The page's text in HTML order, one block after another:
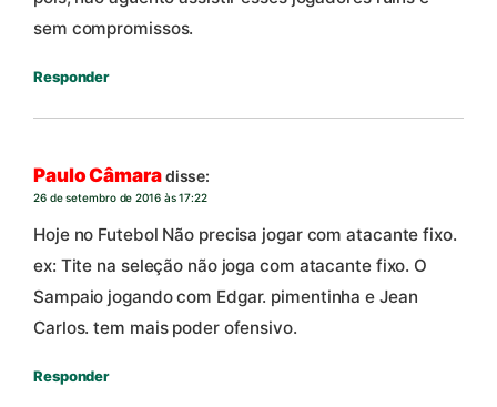
sem compromissos.
Responder
Paulo Câmaradisse:
26 de setembro de 2016 às 17:22
Hoje no Futebol Não precisa jogar com atacante fixo.
ex: Tite na seleção não joga com atacante fixo. O
Sampaio jogando com Edgar. pimentinha e Jean
Carlos. tem mais poder ofensivo.
Responder